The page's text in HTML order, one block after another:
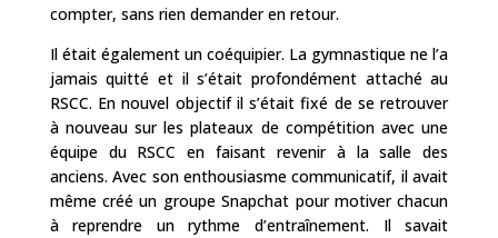
compter, sans rien demander en retour.
Il était également un coéquipier. La gymnastique ne l’a
jamais quitté et il s’était profondément attaché au
RSCC. En nouvel objectif il s’était fixé de se retrouver
à nouveau sur les plateaux de compétition avec une
équipe du RSCC en faisant revenir à la salle des
anciens. Avec son enthousiasme communicatif, il avait
même créé un groupe Snapchat pour motiver chacun
à reprendre un rythme d’entraînement. Il savait